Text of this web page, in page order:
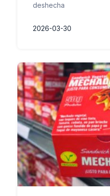
deshecha
2026-03-30